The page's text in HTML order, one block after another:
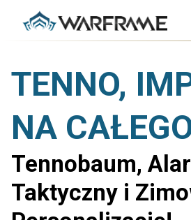
TENNO,
NA
Tennobaum,
Taktyczny i